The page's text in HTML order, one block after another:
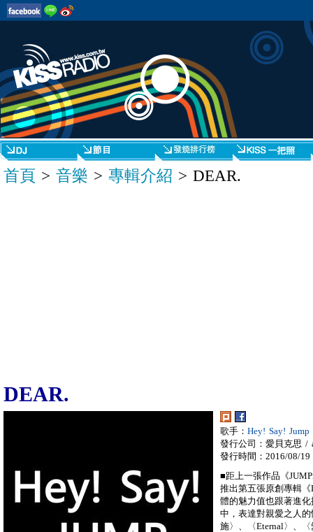
首頁 > 音樂 > 專輯介紹 > DEAR.
DEAR.
歌手： Hey! Say! Jump
發行公司：愛貝克思 /
發行時間：2016/08/19
■距上一張作品《
推出第五張原創專輯
體的魅力值也跟著進
中，表達對親愛之人
施〉、〈Eternal〉、